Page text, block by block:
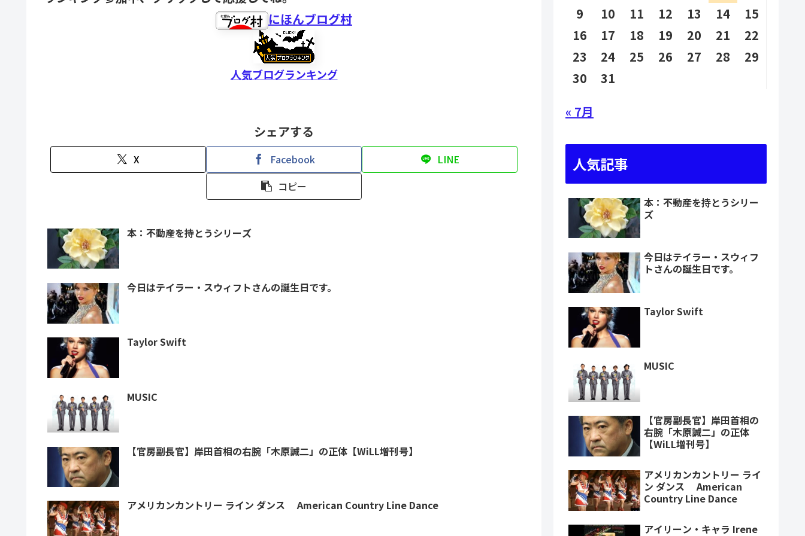
にほんブログ村
人気ブログランキング
シェアする
X Facebook
LINE
コピー
本：不動産を持とうシリーズ
今日はテイラー・スウィフトさんの誕生日です。
Taylor Swift
MUSIC
【官房副長官】岸田首相の右腕「木原誠二」の正体【WiLL増刊号】
アメリカンカントリー ライン ダンス American Country Line Dance
9
10 11 12 13 14
15
16
17 18 19 20 21
22
23
24 25 26 27 28
29
30
31
« 7月
人気記事
本：不動産を持とうシリー
ズ
今日はテイラー・スウィフ
トさんの誕生日です。
Taylor Swift
MUSIC
【官房副長官】岸田首相の
右腕「木原誠二」の正体
【WiLL増刊号】
アメリカンカントリー ライ
ン ダンス American
Country Line Dance
アイリーン・キャラ Irene